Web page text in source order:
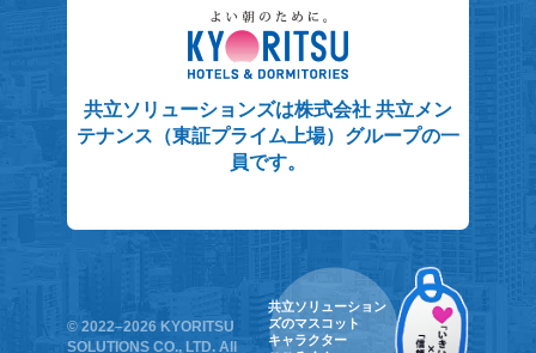
共立ソリューションズは株式会社 共立メン
テナンス（東証プライム上場）グループの一
員です。
© 2022–2026 KYORITSU
SOLUTIONS CO., LTD. All
共立ソリューション
ズのマスコット
キャラクター